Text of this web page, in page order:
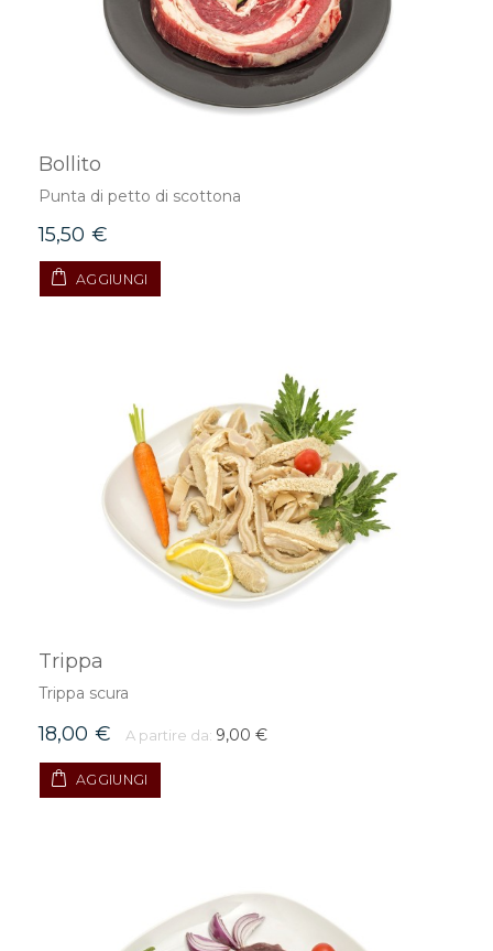
Bollito
Punta di petto di scottona
15,50 €
AGGIUNGI
Trippa
Trippa scura
18,00 € A partire da: 9,00 €
AGGIUNGI